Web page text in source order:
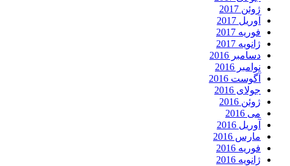
ژوئن 2017
آوریل 2017
فوریه 2017
ژانویه 2017
دسامبر 2016
نوامبر 2016
آگوست 2016
جولای 2016
ژوئن 2016
می 2016
آوریل 2016
مارس 2016
فوریه 2016
ژانویه 2016